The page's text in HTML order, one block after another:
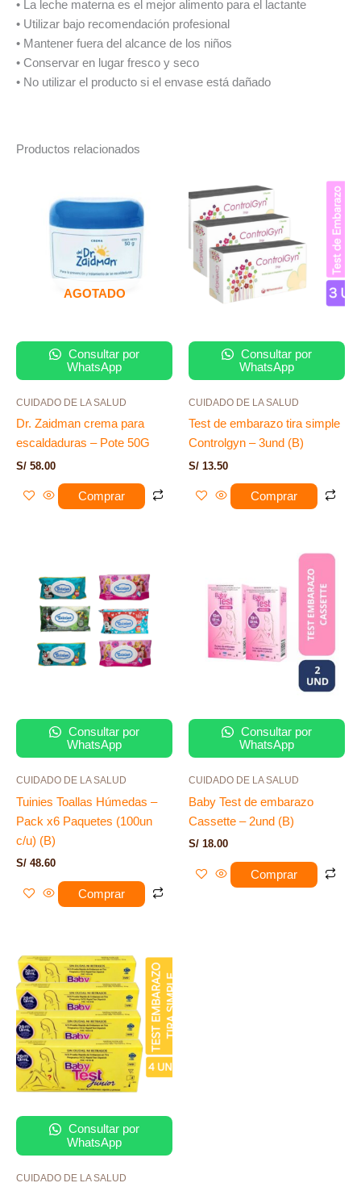
• La leche materna es el mejor alimento para el lactante
• Utilizar bajo recomendación profesional
• Mantener fuera del alcance de los niños
• Conservar en lugar fresco y seco
• No utilizar el producto si el envase está dañado
Productos relacionados
AGOTADO
Consultar por
WhatsApp
CUIDADO DE LA SALUD
Dr. Zaidman crema para
escaldaduras – Pote 50G
S/ 58.00
Comprar
Consultar por
WhatsApp
CUIDADO DE LA SALUD
Test de embarazo tira simple
Controlgyn – 3und (B)
S/ 13.50
Comprar
Consultar por
WhatsApp
CUIDADO DE LA SALUD
Tuinies Toallas Húmedas –
Pack x6 Paquetes (100un
c/u) (B)
S/ 48.60
Comprar
Consultar por
WhatsApp
CUIDADO DE LA SALUD
Baby Test de embarazo
Cassette – 2und (B)
S/ 18.00
Comprar
Consultar por
WhatsApp
CUIDADO DE LA SALUD